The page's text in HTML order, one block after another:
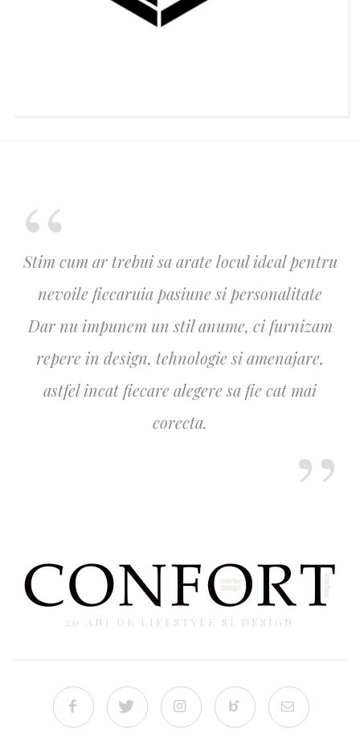
Stim cum ar trebui sa arate locul ideal pentru
nevoile fiecaruia pasiune si personalitate
Dar nu impunem un stil anume, ci furnizam
repere in design, tehnologie si amenajare,
astfel incat fiecare alegere sa fie cat mai
corecta.
20 ANI DE LIFESTYLE SI DESIGN